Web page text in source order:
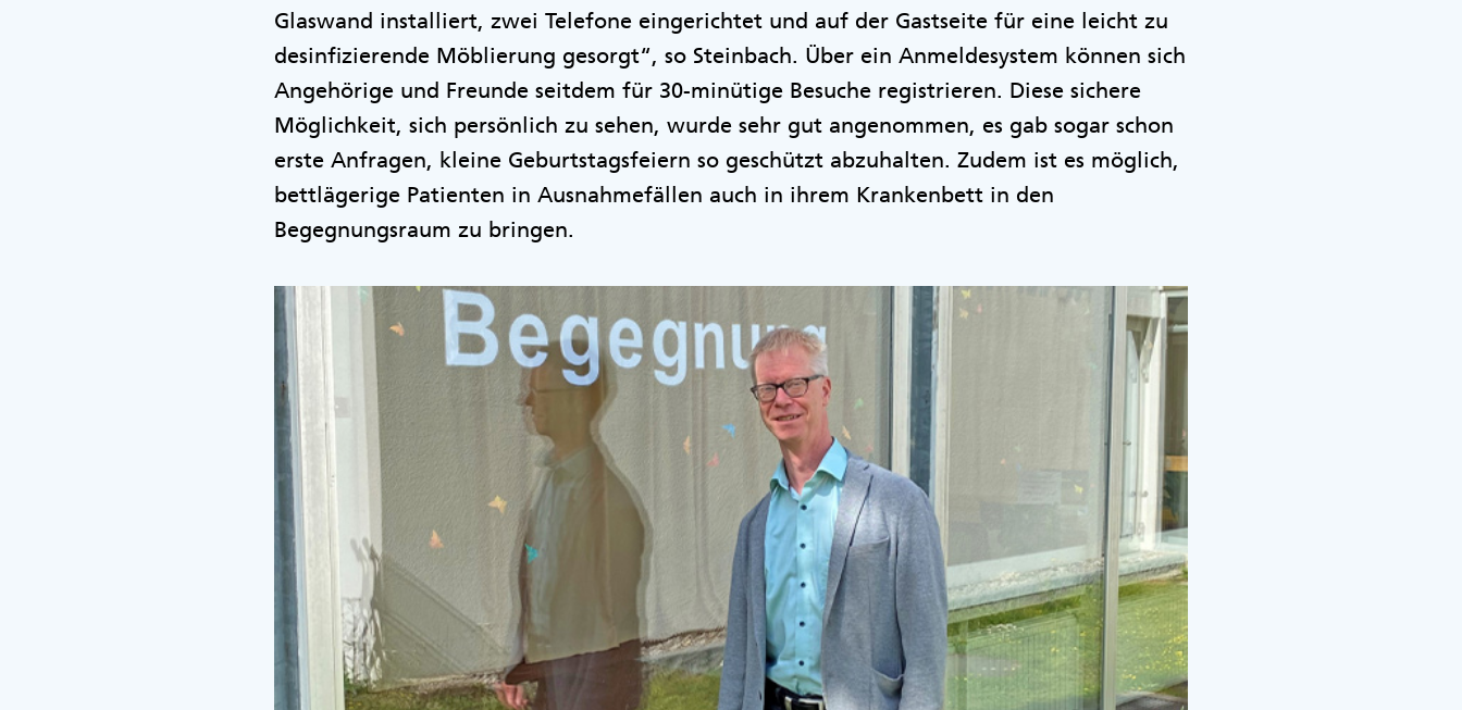
Glaswand installiert, zwei Telefone eingerichtet und auf der Gastseite für eine leicht zu
desinfizierende Möblierung gesorgt“, so Steinbach. Über ein Anmeldesystem können sich
Angehörige und Freunde seitdem für 30-minütige Besuche registrieren. Diese sichere
Möglichkeit, sich persönlich zu sehen, wurde sehr gut angenommen, es gab sogar schon
erste Anfragen, kleine Geburtstagsfeiern so geschützt abzuhalten. Zudem ist es möglich,
bettlägerige Patienten in Ausnahmefällen auch in ihrem Krankenbett in den
Begegnungsraum zu bringen.